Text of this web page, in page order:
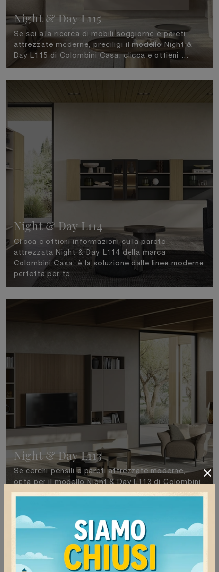
Night & Day L115
Se sei alla ricerca di mobili soggiorno e pareti
attrezzate moderne, prediligi il modello Night &
Day L115 di Colombini Casa: clicca e ottieni ...
Night & Day L114
Clicca e ottieni informazioni sulla parete
attrezzata Night & Day L114 della marca
Colombini Casa: è la soluzione dalle linee moderne
perfetta per te.
Night & Day L113
Se cerchi pensili e pareti attrezzate moderne,
opta per il modello Night & Day L113 di Colombini
Casa: clicca e ottieni informazioni!